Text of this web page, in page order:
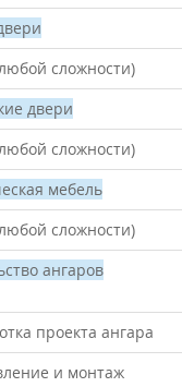
сложности)
двери
сложности)
мебель
сложности)
ангаров
проекта ангара
и монтаж